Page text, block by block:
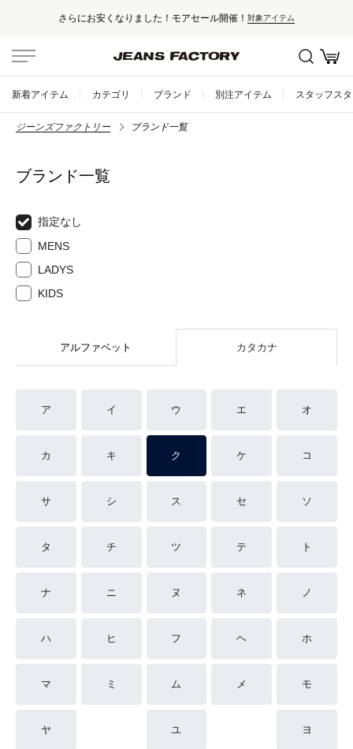
さらにお安くなりました！モアセール開催！ 対象アイテム
新着アイテム カテゴリ ブランド 別注アイテム スタッフス
ジーンズファクトリー ブランド一覧
ブランド一覧
指定なし
MENS
LADYS
KIDS
アルファベット カタカナ
ア イ ウ エ オ
カ キ ク ケ コ
サ シ ス セ ソ
タ チ ツ テ ト
ナ ニ ヌ ネ ノ
ハ ヒ フ ヘ ホ
マ ミ ム メ モ
ヤ ユ ヨ